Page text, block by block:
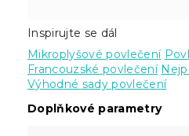
Inspirujte se dál
Mikroplyšové povlečení
Francouzské povlečení
Výhodné sady povlečení
Doplňkové parametry